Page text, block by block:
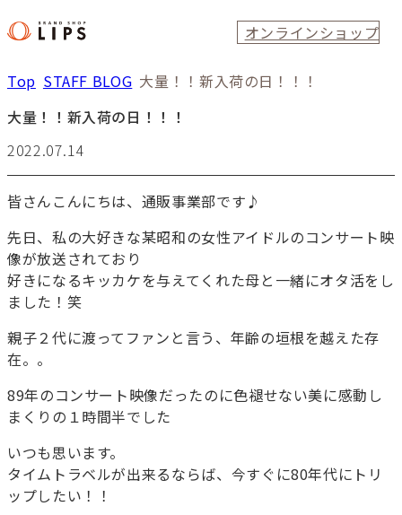
オンラインショップ
Top STAFF BLOG 大量！！新入荷の日！！！
大量！！新入荷の日！！！
2022.07.14
皆さんこんにちは、通販事業部です♪
先日、私の大好きな某昭和の女性アイドルのコンサート映
像が放送されており
好きになるキッカケを与えてくれた母と一緒にオタ活をし
ました！笑
親子２代に渡ってファンと言う、年齢の垣根を越えた存
在。。
89年のコンサート映像だったのに色褪せない美に感動し
まくりの１時間半でした
いつも思います。
タイムトラベルが出来るならば、今すぐに80年代にトリ
ップしたい！！